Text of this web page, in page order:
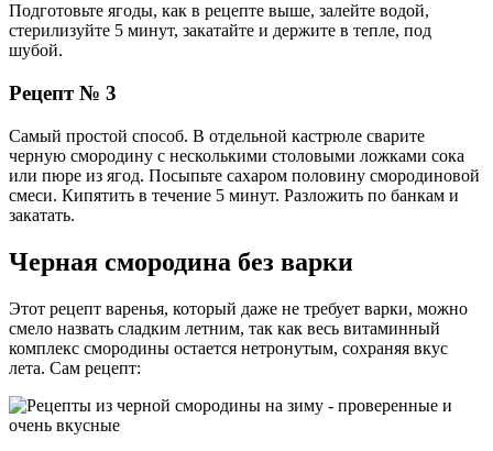
Подготовьте ягоды, как в рецепте выше, залейте водой,
стерилизуйте 5 минут, закатайте и держите в тепле, под
шубой.
Рецепт № 3
Самый простой способ. В отдельной кастрюле сварите
черную смородину с несколькими столовыми ложками сока
или пюре из ягод. Посыпьте сахаром половину смородиновой
смеси. Кипятить в течение 5 минут. Разложить по банкам и
закатать.
Черная смородина без варки
Этот рецепт варенья, который даже не требует варки, можно
смело назвать сладким летним, так как весь витаминный
комплекс смородины остается нетронутым, сохраняя вкус
лета. Сам рецепт: